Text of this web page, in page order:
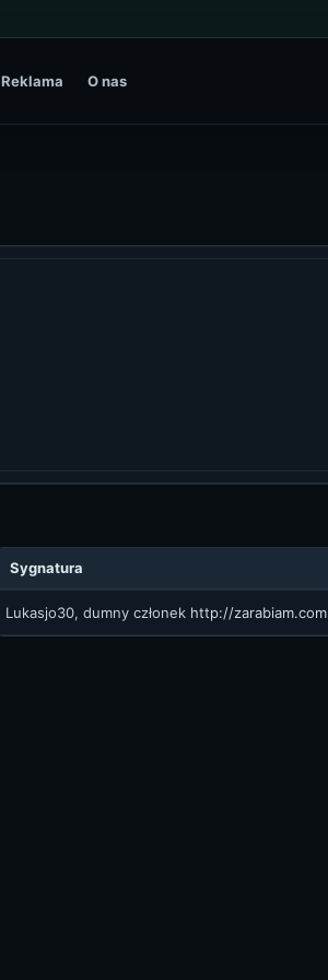
Reklama O nas
Sygnatura
Lukasjo30, dumny członek http://zarabiam.com